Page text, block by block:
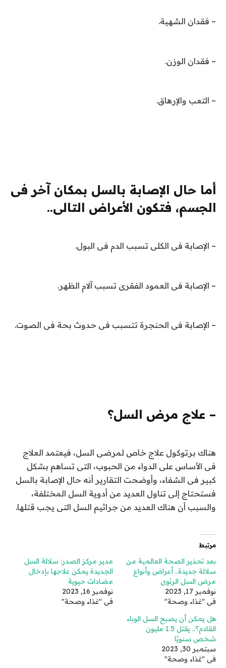
– فقدان الشهية.
– فقدان الوزن.
– التعب والإرهاق.
أما حال الإصابة بالسل بمكان آخر فى
الجسم، فتكون الأعراض التالى..
– الإصابة فى الكلى تسبب الدم فى البول.
– الإصابة فى العمود الفقرى تسبب آلام الظهر.
– الإصابة فى الحنجرة تتسبب فى حدوث بحة فى الصوت.
– علاج مرض السل؟
هناك برتوكول علاج خاص لمرضى السل، فيعتمد العلاج
فى الأساس على الدواء من الحبوب، التى تساهم بشكل
كبير فى الشفاء، وأوضحت التقارير أنه حال الإصابة بالسل
فستحتاج إلى تناول العديد من أدوية السل المختلفة،
والسبب أن هناك العديد من جراثيم السل التى يجب قتلها.
مرتبط
بعد تحذير الصحة العالمية من
سلالة جديدة.. أعراض وأنواع
مرض السل الرئوى
نوفمبر 17, 2023
في "غذاء وصحة"
مدير مركز الصدر: سلالة السل
الجديدة يمكن علاجها بإدخال
مضادات حيوية
نوفمبر 16, 2023
في "غذاء وصحة"
هل يمكن أن يصبح السل الوباء
القادم؟.. يقتل 1.5 مليون
شخص سنويًا
سبتمبر 30, 2023
في "غذاء وصحة"